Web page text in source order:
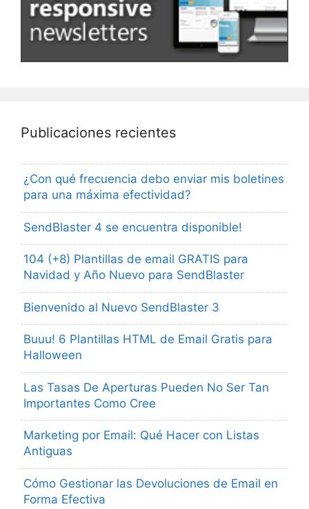
Publicaciones recientes
¿Con qué frecuencia debo enviar mis boletines
para una máxima efectividad?
SendBlaster 4 se encuentra disponible!
104 (+8) Plantillas de email GRATIS para
Navidad y Año Nuevo para SendBlaster
Bienvenido al Nuevo SendBlaster 3
Buuu! 6 Plantillas HTML de Email Gratis para
Halloween
Las Tasas De Aperturas Pueden No Ser Tan
Importantes Como Cree
Marketing por Email: Qué Hacer con Listas
Antiguas
Cómo Gestionar las Devoluciones de Email en
Forma Efectiva